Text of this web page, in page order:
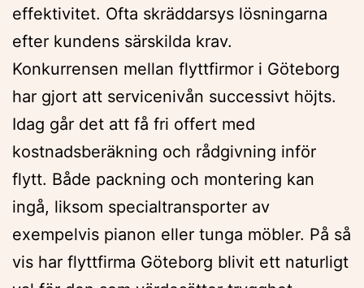
effektivitet. Ofta skräddarsys lösningarna
efter kundens särskilda krav.
Konkurrensen mellan flyttfirmor i Göteborg
har gjort att servicenivån successivt höjts.
Idag går det att få fri offert med
kostnadsberäkning och rådgivning inför
flytt. Både packning och montering kan
ingå, liksom specialtransporter av
exempelvis pianon eller tunga möbler. På så
vis har flyttfirma Göteborg blivit ett naturligt